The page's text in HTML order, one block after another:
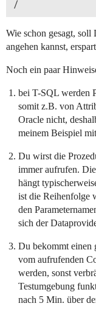
Wie schon gesagt,
angehen kannst,
Noch ein paar
bei T-SQL werden
somit z.B. von
Oracle nicht,
meinem Beispiel
Du wirst die
immer aufrufen.
hängt
ist die Reihenfolge
den
sich der
Du bekommt einen
vom aufrufenden
werden, sonst
Testumgebung
nach 5 Min. über